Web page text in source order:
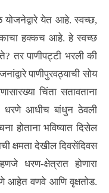
योजनेद्वारे येत आहे. स्वच्छ,
हक्कच आहे. हे स्वच्छ
तर पाणीपट्टी भरली की
पाणीपुरवठ्याची सोय
चिंता सतावताना
धरणे आधीच बांधुन ठेवली
होताना भविष्यात दिसेल
क्षमता देखील दिवसेंदिवस
धरण-क्षेत्रात होणारा
आहेत वणवे आणि वृक्षतोड.